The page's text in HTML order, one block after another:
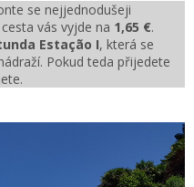
se nejjednodušeji
cesta vás vyjde na 1,65 €.
Estação I, která se
Pokud teda přijedete